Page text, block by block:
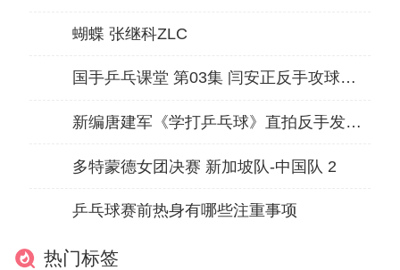
蝴蝶 张继科ZLC
国手乒乓课堂 第03集 闫安正反手攻球转换
新编唐建军《学打乒乓球》直拍反手发转不转
多特蒙德女团决赛 新加坡队-中国队 2
乒乓球赛前热身有哪些注重事项
热门标签